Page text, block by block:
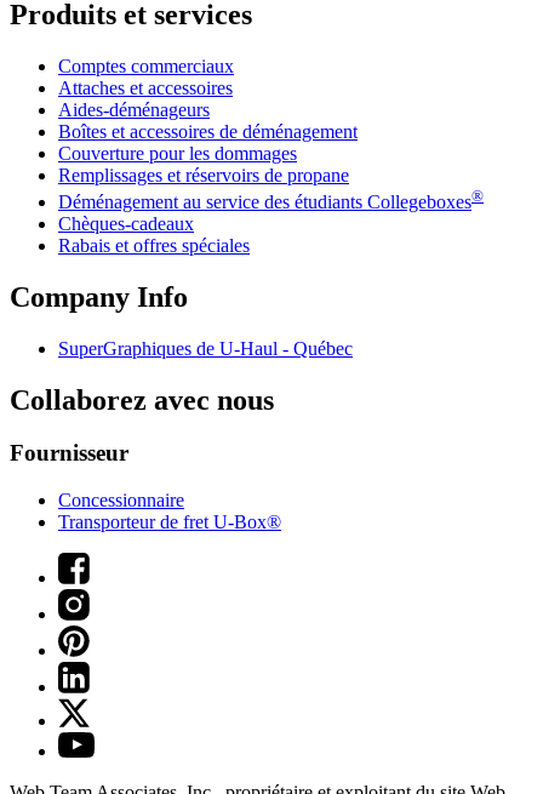
Produits et services
Comptes commerciaux
Attaches et accessoires
Aides-déménageurs
Boîtes et accessoires de déménagement
Couverture pour les dommages
Remplissages et réservoirs de propane
Déménagement au service des étudiants Collegeboxes®
Chèques-cadeaux
Rabais et offres spéciales
Company Info
SuperGraphiques de U-Haul - Québec
Collaborez avec nous
Fournisseur
Concessionnaire
Transporteur de fret U-Box®